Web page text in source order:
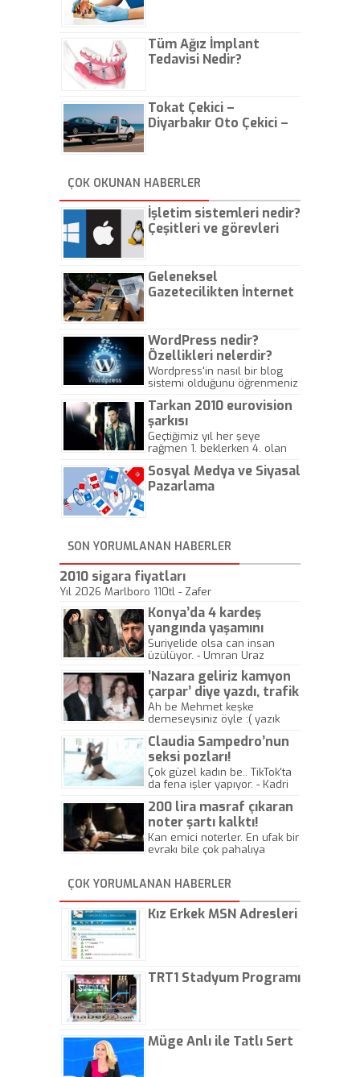
Tüm Ağız İmplant
Tedavisi Nedir?
Tokat Çekici –
Diyarbakır Oto Çekici –
ÇOK OKUNAN HABERLER
İşletim sistemleri nedir?
Çeşitleri ve görevleri
Geleneksel
Gazetecilikten İnternet
WordPress nedir?
Özellikleri nelerdir?
Wordpress'in nasıl bir blog
sistemi olduğunu öğrenmeniz
Tarkan 2010 eurovision
şarkısı
Geçtiğimiz yıl her şeye
rağmen 1. beklerken 4. olan
gösterisinin bu yarışmada
önemli olmadığını anlamıştır.
Sosyal Medya ve Siyasal
Pazarlama
SON YORUMLANAN HABERLER
2010 sigara fiyatları
Yıl 2026 Marlboro 110tl - Zafer
Konya’da 4 kardeş
yangında yaşamını
yitirdi
Suriyelide olsa can insan
üzülüyor. - Umran Uraz
’Nazara geliriz kamyon
çarpar’ diye yazdı, trafik
kazasında öldü!
Ah be Mehmet keşke
demeseysiniz öyle :( yazık
Claudia Sampedro’nun
seksi pozları!
Çok güzel kadın be.. TikTok'ta
da fena işler yapıyor. - Kadri
200 lira masraf çıkaran
noter şartı kalktı!
Kan emici noterler. En ufak bir
evrakı bile çok pahalıya
kaptırıyorsunuz. - Kayhan
Gezenti
ÇOK YORUMLANAN HABERLER
Kız Erkek MSN Adresleri
TRT1 Stadyum Programı
Müge Anlı ile Tatlı Sert